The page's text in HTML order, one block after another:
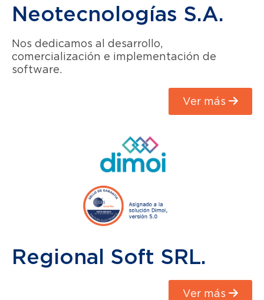
Neotecnologías S.A.
Nos dedicamos al desarrollo,
comercialización e implementación de
software.
Ver más
Regional Soft SRL.
Ver más